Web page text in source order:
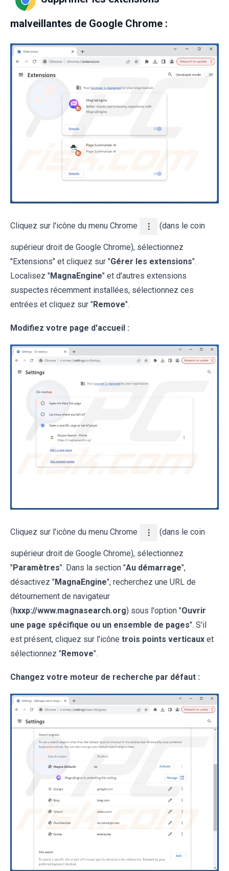
malveillantes de Google Chrome :
Cliquez sur l'icône du menu Chrome (dans le coin
supérieur droit de Google Chrome), sélectionnez
"Extensions" et cliquez sur "Gérer les extensions".
Localisez "MagnaEngine" et d'autres extensions
suspectes récemment installées, sélectionnez ces
entrées et cliquez sur "Remove".
Modifiez votre page d'accueil :
Cliquez sur l'icône du menu Chrome (dans le coin
supérieur droit de Google Chrome), sélectionnez
"Paramètres". Dans la section "Au démarrage",
désactivez "MagnaEngine", recherchez une URL de
détournement de navigateur
( hxxp://www.magnasearch.org) sous l'option "Ouvrir
une page spécifique ou un ensemble de pages". S'il
est présent, cliquez sur l'icône trois points verticaux et
sélectionnez "Remove".
Changez votre moteur de recherche par défaut :